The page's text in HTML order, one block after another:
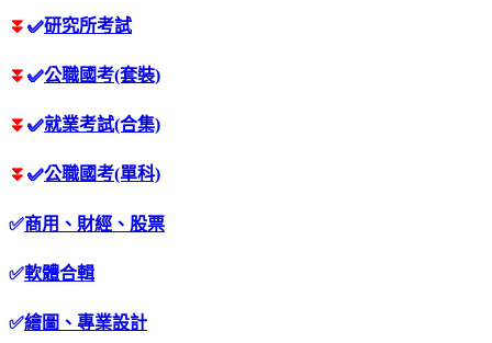
⏬ ✅研究所考試
⏬ ✅公職國考(套裝)
⏬ ✅就業考試(合集)
⏬ ✅公職國考(單科)
✅商用、財經、股票
✅軟體合輯
✅繪圖、專業設計